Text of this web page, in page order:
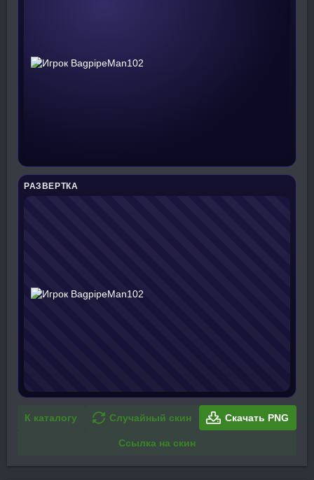
РАЗВЕРТКА
К каталогу Случайный скин Скачать PNG
Ссылка на скин